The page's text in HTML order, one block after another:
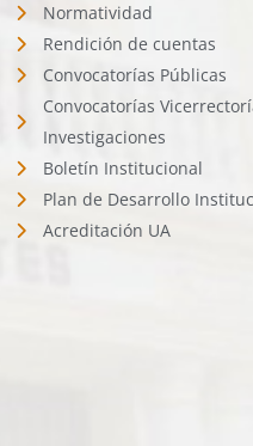
Normatividad
Rendición de cuentas
Convocatorías Públicas
Convocatorías
Investigaciones
Boletín Institucional
Plan de Desarrollo
Acreditación UA